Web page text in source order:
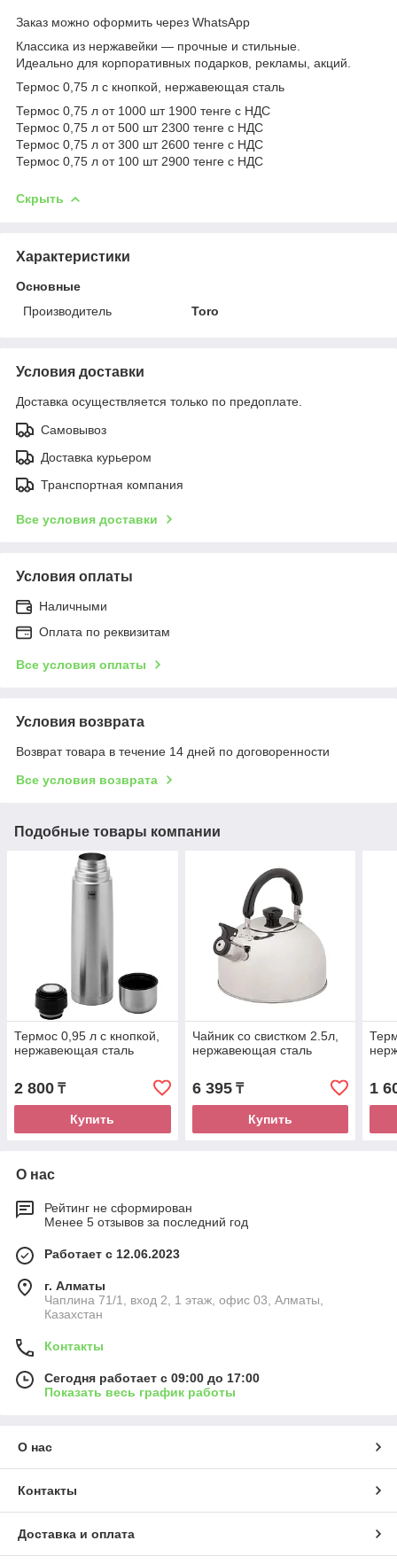
Заказ можно оформить через WhatsApp
Классика из нержавейки — прочные и стильные.
Идеально для корпоративных подарков, рекламы, акций.
Термос 0,75 л с кнопкой, нержавеющая сталь
Термос 0,75 л от 1000 шт 1900 тенге с НДС
Термос 0,75 л от 500 шт 2300 тенге с НДС
Термос 0,75 л от 300 шт 2600 тенге с НДС
Термос 0,75 л от 100 шт 2900 тенге с НДС
Скрыть
Характеристики
Основные
Производитель
Toro
Условия доставки
Доставка осуществляется только по предоплате.
Самовывоз
Доставка курьером
Транспортная компания
Все условия доставки
Условия оплаты
Наличными
Оплата по реквизитам
Все условия оплаты
Условия возврата
Возврат товара в течение 14 дней по договоренности
Все условия возврата
Подобные товары компании
Термос 0,95 л с кнопкой,
нержавеющая сталь
2 800 ₸
Купить
Чайник со свистком 2.5л,
нержавеющая сталь
6 395₸
Купить
1
О нас
Рейтинг не сформирован
Менее 5 отзывов за последний год
Работает с 12.06.2023
г. Алматы
Чаплина 71/1, вход 2, 1 этаж, офис 03, Алматы,
Казахстан
Контакты
Сегодня работает с 09:00 до 17:00
Показать весь график работы
О нас
Контакты
Доставка и оплата